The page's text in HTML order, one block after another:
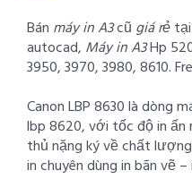
Bán máy in A3cũ giá rẻ
autocad, Máy in A3Hp
3950, 3970, 3980, 8610.
Canon LBP 8630 là dòng
lbp 8620, với tốc độ in ấn
thủ nặng ký về chất
in chuyên dùng in bãn vẽ –